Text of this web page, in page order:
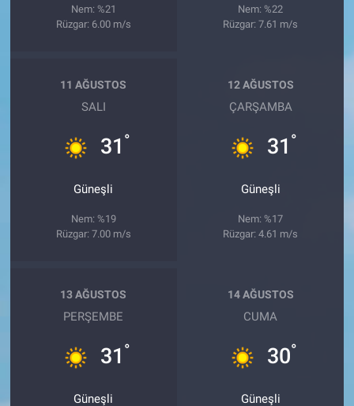
Nem: %21
Rüzgar: 6.00 m/s
Nem: %22
Rüzgar: 7.61 m/s
11 AĞUSTOS
SALI
31 °
Güneşli
Nem: %19
Rüzgar: 7.00 m/s
12 AĞUSTOS
ÇARŞAMBA
31 °
Güneşli
Nem: %17
Rüzgar: 4.61 m/s
13 AĞUSTOS
PERŞEMBE
31 °
Güneşli
14 AĞUSTOS
CUMA
30°
Güneşli